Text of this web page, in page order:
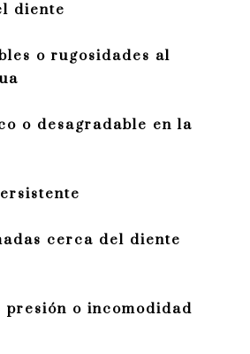
diente
o rugosidades al
o desagradable en la
cerca del diente
presión o incomodidad